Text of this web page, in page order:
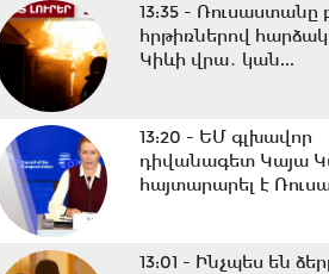
13:35 - Ռուսաստանը
հրթիռներով
Կիևի վրա․ կան...
13:20 - ԵՄ գլխավոր
դիվանագետ Կայա
հայտարարել է
13:01 - Ինչպես են